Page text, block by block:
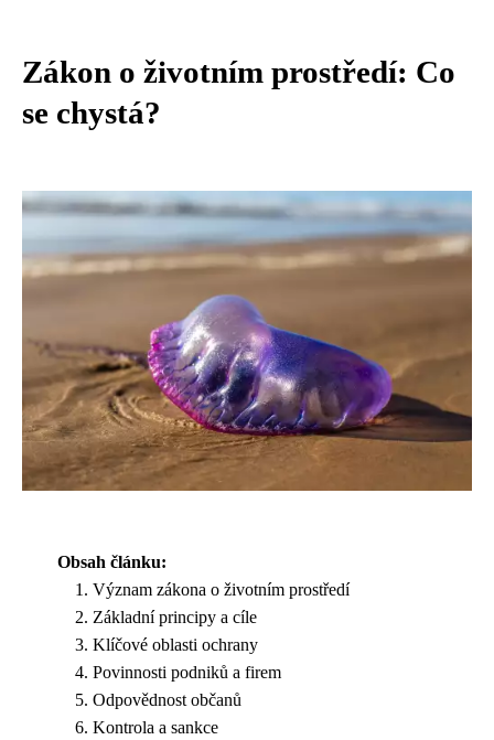
Zákon o životním prostředí: Co
se chystá?
Obsah článku:
Význam zákona o životním prostředí
Základní principy a cíle
Klíčové oblasti ochrany
Povinnosti podniků a firem
Odpovědnost občanů
Kontrola a sankce